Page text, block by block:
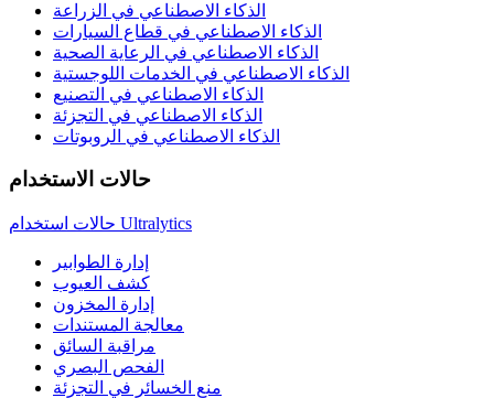
الذكاء الاصطناعي في الزراعة
الذكاء الاصطناعي في قطاع السيارات
الذكاء الاصطناعي في الرعاية الصحية
الذكاء الاصطناعي في الخدمات اللوجستية
الذكاء الاصطناعي في التصنيع
الذكاء الاصطناعي في التجزئة
الذكاء الاصطناعي في الروبوتات
حالات الاستخدام
حالات استخدام Ultralytics
إدارة الطوابير
كشف العيوب
إدارة المخزون
معالجة المستندات
مراقبة السائق
الفحص البصري
منع الخسائر في التجزئة